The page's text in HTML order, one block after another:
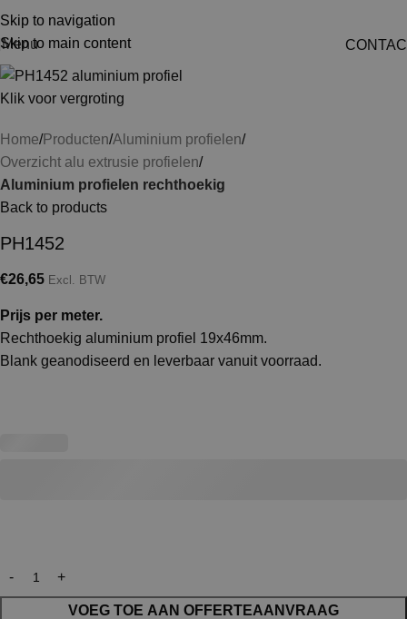
Skip to navigation
Skip to main content
Menu
Klik voor vergroting
Home Producten Aluminium profielen
Overzicht alu extrusie profielen
Aluminium profielen rechthoekig
Back to products
PH1452
€26,65 Excl. BTW
Prijs per meter.
Rechthoekig aluminium profiel 19x46mm.
Blank geanodiseerd en leverbaar vanuit voorraad.
VOEG TOE AAN OFFERTEAANVRAAG